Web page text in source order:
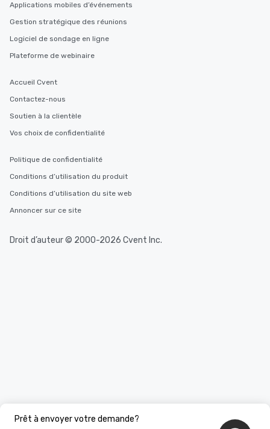
Prêt à envoyer votre demande?
Applications mobiles d’événements
Gestion stratégique des réunions
Logiciel de sondage en ligne
Plateforme de webinaire
Accueil Cvent
Contactez-nous
Soutien à la clientèle
Vos choix de confidentialité
Politique de confidentialité
Conditions d’utilisation du produit
Conditions d’utilisation du site web
Annoncer sur ce site
Droit d’auteur © 2000-2026 Cvent Inc.